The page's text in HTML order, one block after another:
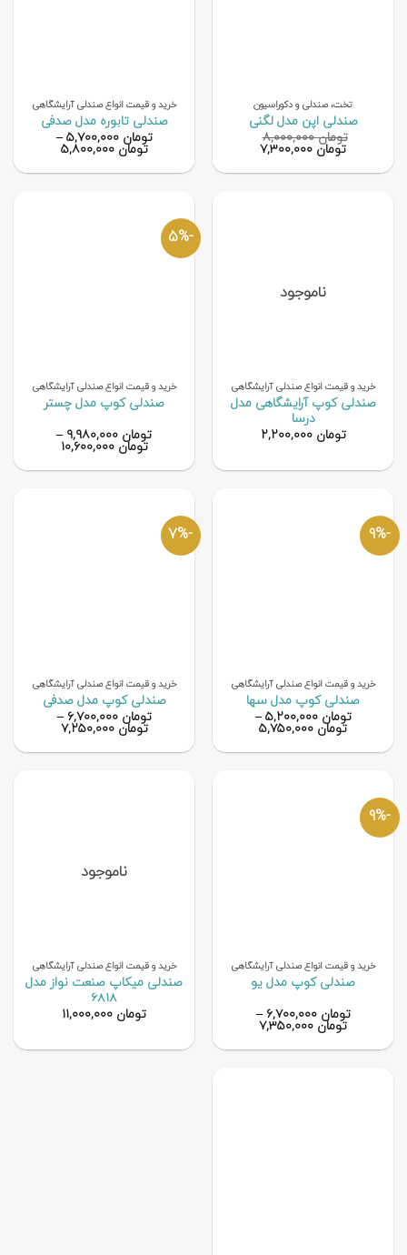
تخت، صندلی و دکوراسیون
صندلی اپن مدل لگنی
تومان۸,۰۰۰,۰۰۰
قیمت
اصلی
تومان ۸,۰۰۰,۰۰۰
تومان قیمت
تومان ۷,۳۰۰,۰۰۰
خرید و قیمت انواع صندلی آرایشگاهی
صندلی تابوره مدل صدفی
تومان ۵,۷۰۰,۰۰۰ –
تومان ۵,۸۰۰,۰۰۰
ناموجود
خرید و قیمت انواع صندلی آرایشگاهی
صندلی کوپ آرایشگاهی مدل
درسا
تومان ۲,۲۰۰,۰۰۰
-5%
خرید و قیمت انواع صندلی آرایشگاهی
صندلی کوپ مدل چستر
تومان
–
تومان ۱۰,۶۰۰,۰۰۰
-9%
خرید و قیمت انواع صندلی آرایشگاهی
صندلی کوپ مدل سها
تومان ۵,۲۰۰,۰۰۰ –
تومان
-7%
خرید و قیمت انواع صندلی آرایشگاهی
صندلی کوپ مدل صدفی
تومان ۶,۷۰۰,۰۰۰ –
تومان ۷,۲۵۰,۰۰۰
-9%
خرید و قیمت انواع صندلی آرایشگاهی
صندلی کوپ مدل یو
تومان ۶,۷۰۰,۰۰۰ –
تومان
ناموجود
خرید و قیمت انواع صندلی آرایشگاهی
صندلی میکاپ صنعت نواز مدل
6818
تومان